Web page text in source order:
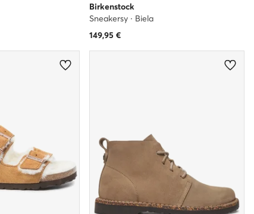
Birkenstock
Sneakersy · Biela
149,95 €